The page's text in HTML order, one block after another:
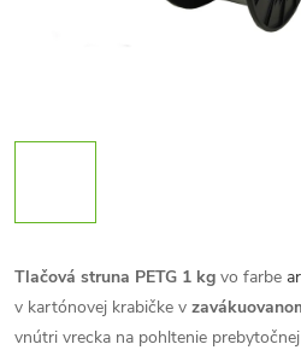
Tlačová struna PETG 1 kg vo farbe
v kartónovej krabičke v
vnútri vrecka na pohltenie